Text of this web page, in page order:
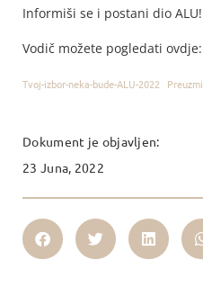
Informiši se i postani dio ALU!
Vodič možete pogledati ovdje:
Tvoj-izbor-neka-bude-ALU-2022 Preuzmi
Dokument je objavljen:
23 Juna, 2022